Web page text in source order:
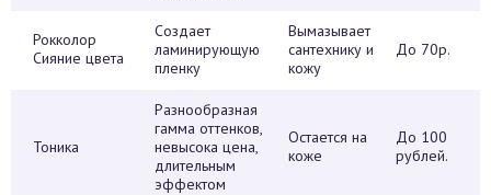
Рокколор
Сияние цвета
Создает
ламинирующую
пленку
Вымазывает
сантехнику и
кожу
До 70р.
Тоника
Разнообразная
гамма оттенков,
невысока цена,
длительным
эффектом
Остается на
коже
До 100
рублей.